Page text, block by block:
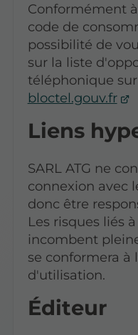
Conformément
code de
possibilité de
sur la liste
téléphonique
bloctel.gouv.fr
Liens
SARL ATG ne
connexion avec
donc être
Les risques liés
incombent
se conformera à
d'utilisation.
Éditeur